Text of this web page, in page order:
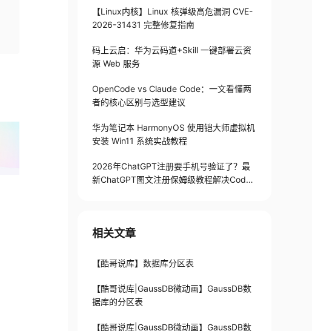
【Linux内核】Linux 核弹级高危漏洞 CVE-
2026-31431 完整修复指南
码上云启：华为云码道+Skill 一键部署云资
源 Web 服务
OpenCode vs Claude Code：一文看懂两
者的核心区别与选型建议
华为笔记本 HarmonyOS 使用铠大师虚拟机
安装 Win11 系统实战教程
2026年ChatGPT注册要手机号验证了？最
新ChatGPT图文注册保姆级教程解决Codex
相关文章
【酷哥说库】数据库分区表
【酷哥说库|GaussDB微动画】GaussDB数
据库的分区表
【酷哥说库|GaussDB微动画】GaussDB数